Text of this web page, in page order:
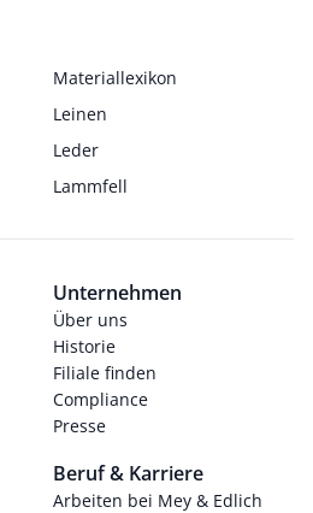
Materiallexikon
Leinen
Leder
Lammfell
Unternehmen
Über uns
Historie
Filiale finden
Compliance
Presse
Beruf & Karriere
Arbeiten bei Mey & Edlich